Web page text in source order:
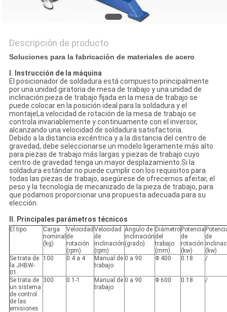
Descripción de producto
Soluciones para la fabricación de materiales de acero
I. Instrucción de la máquina
El posicionador de soldadura está compuesto principalmente
por una unidad giratoria de mesa de trabajo y una unidad de
inclinación.pieza de trabajo fijada en la mesa de trabajo se
puede colocar en la posición ideal para la soldadura y el
montajeLa velocidad de rotación de la mesa de trabajo se
controla invariablemente y continuamente con el inversor,
alcanzando una velocidad de soldadura satisfactoria.
Debido a la distancia excéntrica y a la distancia del centro de
gravedad, debe seleccionarse un modelo ligeramente más alto
para piezas de trabajo más largas y piezas de trabajo cuyo
centro de gravedad tenga un mayor desplazamiento.Si la
soldadura estándar no puede cumplir con los requisitos para
todas las piezas de trabajo, asegúrese de ofrecernos afeitar, el
peso y la tecnología de mecanizado de la pieza de trabajo, para
que podamos proporcionar una propuesta adecuada para su
elección.
II. Principales parámetros técnicos
El tipo
Carga
nominal
(kg)
Velocidad
de
rotación
(rpm)
Velocidad
de
inclinación
(rpm)
Ángulo de
inclinación
(grado)
Diámetro
del
trabajo
(mm)
Potencia
de
rotación
(kw)
de
(kw)
Se trata de
la JHBW-
01.
100 0.4 a 4
Manual de
trabajo
0 a 90 Φ 400 0.18 /
Se trata de
un sistema
de control
de las
emisiones
300 0.1-1
Manual de
trabajo
0 a 90 Φ 600 0.18 /